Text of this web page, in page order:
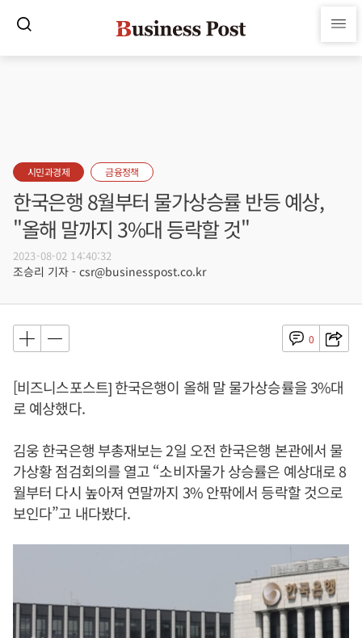
시민과경제 금융정책
한국은행 8월부터 물가상승률 반등 예상,
"올해 말까지 3%대 등락할 것"
2023-08-02 14:40:32
조승리 기자 - csr@businesspost.co.kr
0
[비즈니스포스트] 한국은행이 올해 말 물가상승률을 3%대
로 예상했다.
김웅 한국은행 부총재보는 2일 오전 한국은행 본관에서 물
가상황 점검회의를 열고 “소비자물가 상승률은 예상대로 8
월부터 다시 높아져 연말까지 3% 안팎에서 등락할 것으로
보인다”고 내다봤다.